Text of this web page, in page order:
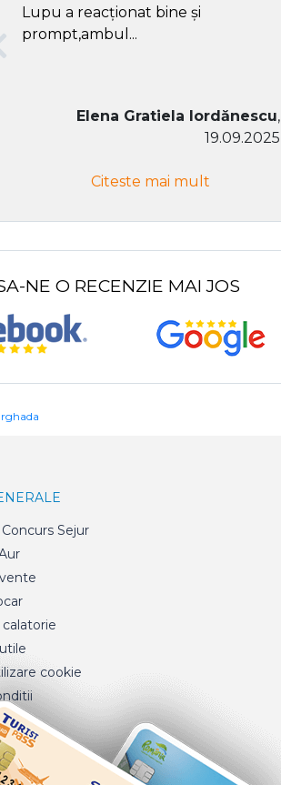
Lupu a reacționat bine și
prompt,ambul...
Elena Gratiela Iordănescu,
19.09.2025
Citeste mai mult
NE O RECENZIE MAI JOS
Sejur
cookie